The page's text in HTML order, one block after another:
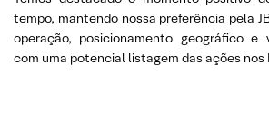
tempo, mantendo nossa preferência pela
operação, posicionamento geográfico e
com uma potencial listagem das ações nos